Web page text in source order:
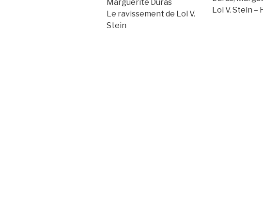
Marguerite Duras
Le ravissement de Lol V.
Stein
Lol V. Stein –